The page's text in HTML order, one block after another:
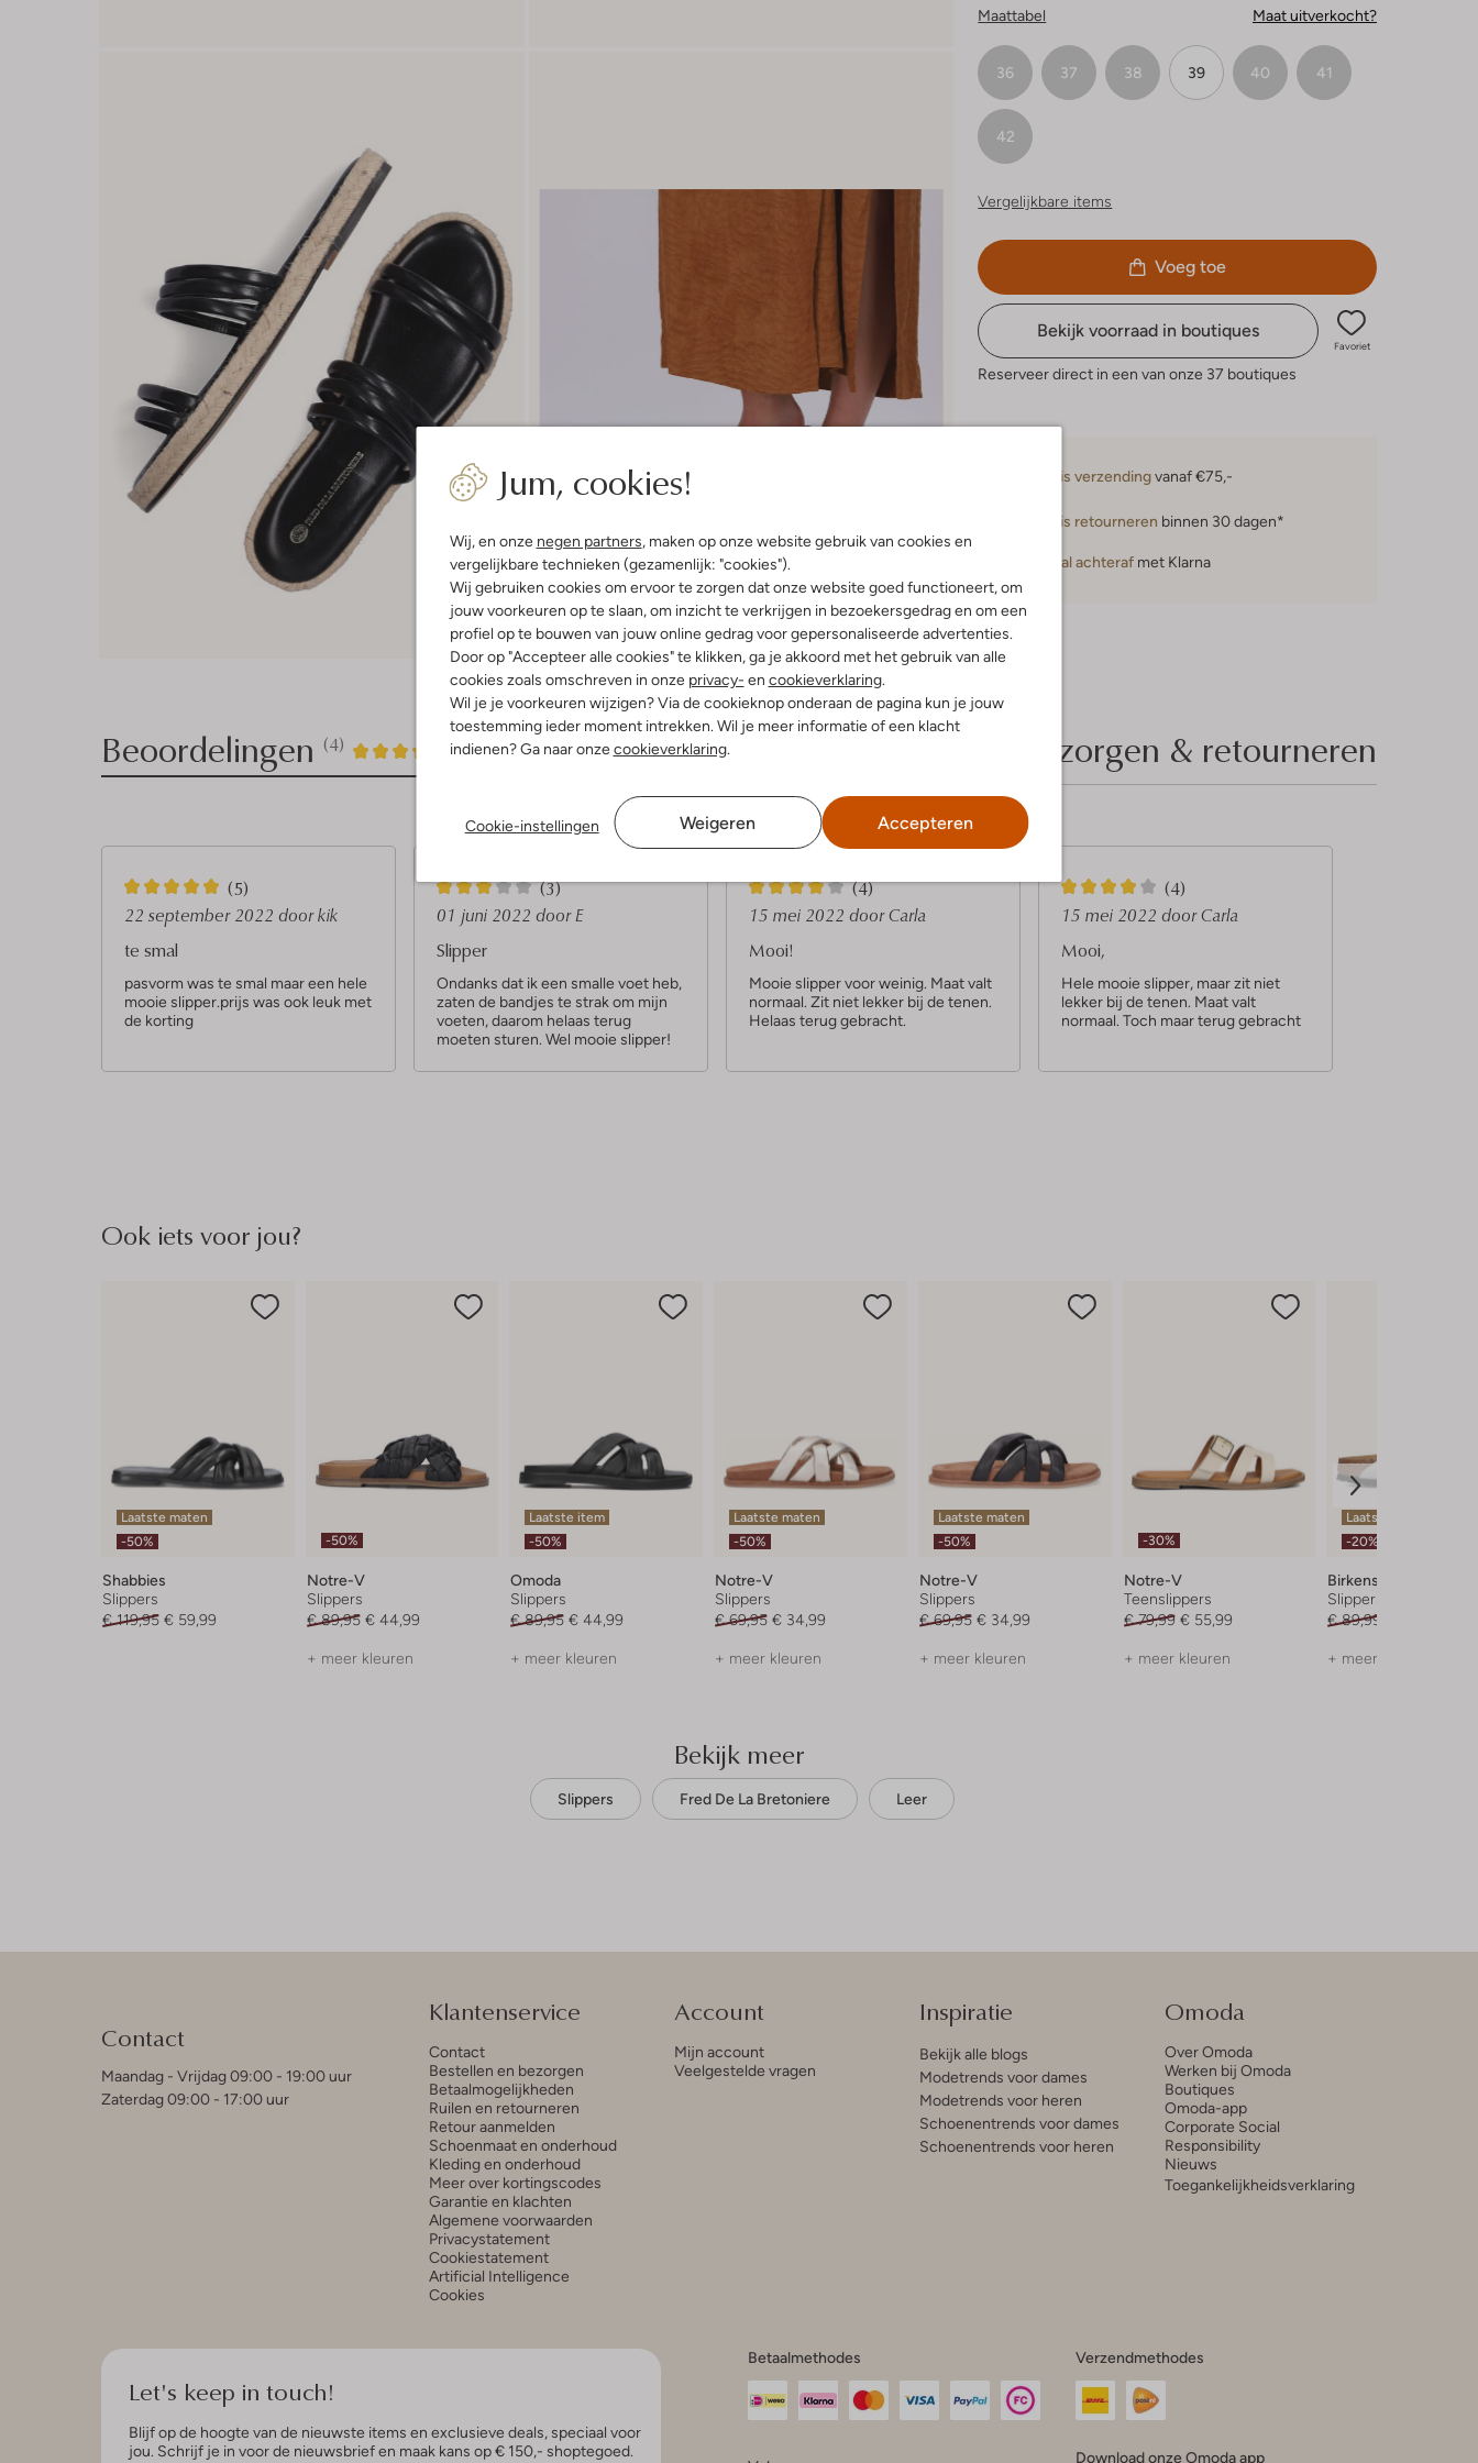
Jum, cookies!
Wij, en onze negen partners, maken op onze website gebruik van cookies en
vergelijkbare technieken (gezamenlijk: "cookies").
Wij gebruiken cookies om ervoor te zorgen dat onze website goed functioneert, om
jouw voorkeuren op te slaan, om inzicht te verkrijgen in bezoekersgedrag en om een
profiel op te bouwen van jouw online gedrag voor gepersonaliseerde advertenties.
Door op "Accepteer alle cookies" te klikken, ga je akkoord met het gebruik van alle
cookies zoals omschreven in onze privacy- en cookieverklaring.
Wil je je voorkeuren wijzigen? Via de cookieknop onderaan de pagina kun je jouw
toestemming ieder moment intrekken. Wil je meer informatie of een klacht
indienen? Ga naar onzecookieverklaring.
Cookie-instellingen Weigeren Accepteren
Maattabel Maat uitverkocht?
36 37 38 39 40 41
42
Vergelijkbare items
Voeg toe
Bekijk voorraad in boutiques
Favoriet
Reserveer direct in een van onze 37 boutiques
Gratis verzendingvanaf €75,-
Gratis retourneren binnen 30 dagen*
Betaal achteraf met Klarna
Product informatie
Beoordelingen (4) 4/5
4
4
Bezorgen & retourneren
5
S
t
r
e
(5)
22 september 2022 door kik
te smal
pasvorm was te smal maar een hele
mooie slipper.prijs was ook leuk met
de korting
3
S
t
e
r
r
e
(3)
01 juni 2022 door E
Slipper
Ondanks dat ik een smalle voet heb,
zaten de bandjes te strak om mijn
voeten, daarom helaas terug
moeten sturen. Wel mooie slipper!
4
S
t
e
r
e
(4)
15 mei 2022 door Carla
Mooi!
Mooie slipper voor weinig. Maat valt
normaal. Zit niet lekker bij de tenen.
Helaas terug gebracht.
4
S
t
e
r
e
(4)
15 mei 2022 door Carla
Mooi,
Hele mooie slipper, maar zit niet
lekker bij de tenen. Maat valt
normaal. Toch maar terug gebracht
Ook iets voor jou?
Laatste maten
-50%
Shabbies
Slippers
€ 119,95 € 59,99
-50%
Notre-V
Slippers
€ 89,95 € 44,99
+ meer kleuren
Laatste item
-50%
Omoda
Slippers
€ 89,95 € 44,99
+ meer kleuren
Laatste maten
-50%
Notre-V
Slippers
€ 69,95 € 34,99
+ meer kleuren
Laatste maten
-50%
Notre-V
Slippers
€ 69,95 € 34,99
+ meer kleuren
-30%
Notre-V
Teenslippers
€ 79,99 € 55,99
+ meer kleuren
Laatste item
-20%
Birkenstock
Slippers
€ 89,99
+ meer kleuren
Bekijk meer
Slippers Fred De La Bretoniere Leer
Contact
Maandag - Vrijdag 09:00 - 19:00 uur
Zaterdag 09:00 - 17:00 uur
Klantenservice
Contact
Bestellen en bezorgen
Betaalmogelijkheden
Ruilen en retourneren
Retour aanmelden
Schoenmaat en onderhoud
Kleding en onderhoud
Meer over kortingscodes
Garantie en klachten
Algemene voorwaarden
Privacystatement
Cookiestatement
Artificial Intelligence
Cookies
Account
Mijn account
Veelgestelde vragen
Inspiratie
Bekijk alle blogs
Modetrends voor dames
Modetrends voor heren
Schoenentrends voor dames
Schoenentrends voor heren
Omoda
Over Omoda
Werken bij Omoda
Boutiques
Omoda-app
Corporate Social
Responsibility
Nieuws
Toegankelijkheidsverklaring
Let's keep in touch!
Blijf op de hoogte van de nieuwste items en exclusieve deals, speciaal voor
jou. Schrijf je in voor de nieuwsbrief en maak kans op € 150,- shoptegoed.
Betaalmethodes Verzendmethodes
Download onze Omoda app